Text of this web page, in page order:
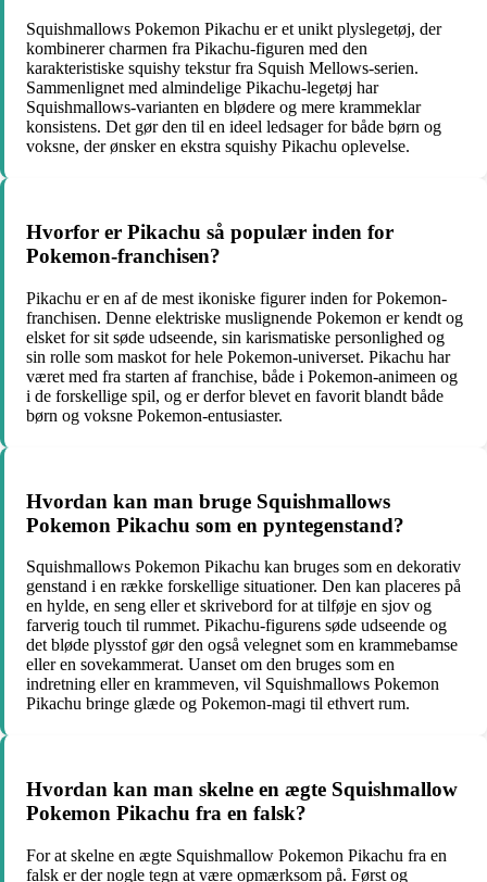
Squishmallows Pokemon Pikachu er et unikt plyslegetøj, der
kombinerer charmen fra Pikachu-figuren med den
karakteristiske squishy tekstur fra Squish Mellows-serien.
Sammenlignet med almindelige Pikachu-legetøj har
Squishmallows-varianten en blødere og mere krammeklar
konsistens. Det gør den til en ideel ledsager for både børn og
voksne, der ønsker en ekstra squishy Pikachu oplevelse.
Hvorfor er Pikachu så populær inden for
Pokemon-franchisen?
Pikachu er en af ​​de mest ikoniske figurer inden for Pokemon-
franchisen. Denne elektriske muslignende Pokemon er kendt og
elsket for sit søde udseende, sin karismatiske personlighed og
sin rolle som maskot for hele Pokemon-universet. Pikachu har
været med fra starten af franchise, både i Pokemon-animeen og
i de forskellige spil, og er derfor blevet en favorit blandt både
børn og voksne Pokemon-entusiaster.
Hvordan kan man bruge Squishmallows
Pokemon Pikachu som en pyntegenstand?
Squishmallows Pokemon Pikachu kan bruges som en dekorativ
genstand i en række forskellige situationer. Den kan placeres på
en hylde, en seng eller et skrivebord for at tilføje en sjov og
farverig touch til rummet. Pikachu-figurens søde udseende og
det bløde plysstof gør den også velegnet som en krammebamse
eller en sovekammerat. Uanset om den bruges som en
indretning eller en krammeven, vil Squishmallows Pokemon
Pikachu bringe glæde og Pokemon-magi til ethvert rum.
Hvordan kan man skelne en ægte Squishmallow
Pokemon Pikachu fra en falsk?
For at skelne en ægte Squishmallow Pokemon Pikachu fra en
falsk er der nogle tegn at være opmærksom på. Først og